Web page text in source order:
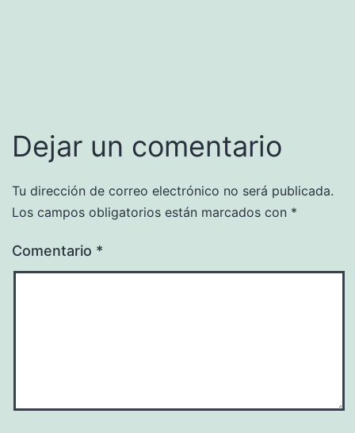
Dejar un comentario
Tu dirección de correo electrónico no será publicada.
Los campos obligatorios están marcados con *
Comentario *